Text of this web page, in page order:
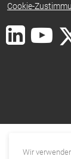
Cookie-
Wir